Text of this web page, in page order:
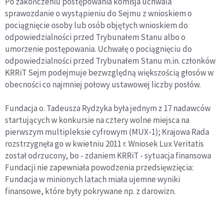
sprawozdanie o wystąpieniu do Sejmu z wnioskiem o
pociągnięcie osoby lub osób objętych wnioskiem do
odpowiedzialności przed Trybunałem Stanu albo o
umorzenie postępowania. Uchwałę o pociągnięciu do
odpowiedzialności przed Trybunałem Stanu m.in. członków
KRRiT Sejm podejmuje bezwzględną większością głosów w
obecności co najmniej połowy ustawowej liczby posłów.
Fundacja o. Tadeusza Rydzyka była jednym z 17 nadawców
startujących w konkursie na cztery wolne miejsca na
pierwszym multipleksie cyfrowym (MUX-1); Krajowa Rada
rozstrzygnęła go w kwietniu 2011 r. Wniosek Lux Veritatis
został odrzucony, bo - zdaniem KRRiT - sytuacja finansowa
Fundacji nie zapewniała powodzenia przedsięwzięcia:
Fundacja w minionych latach miała ujemne wyniki
finansowe, które były pokrywane np. z darowizn.